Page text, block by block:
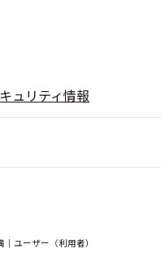
ュリティ情報
ユーザー（利用者）